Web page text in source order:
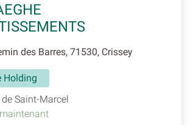
des Barres, 71530, Crissey
Holding
Saint-Marcel